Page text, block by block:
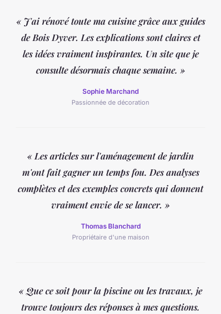
« J'ai rénové toute ma cuisine grâce aux guides
de Bois Dyver. Les explications sont claires et
les idées vraiment inspirantes. Un site que je
consulte désormais chaque semaine. »
Sophie Marchand
Passionnée de décoration
« Les articles sur l'aménagement de jardin
m'ont fait gagner un temps fou. Des analyses
complètes et des exemples concrets qui donnent
vraiment envie de se lancer. »
Thomas Blanchard
Propriétaire d'une maison
« Que ce soit pour la piscine ou les travaux, je
trouve toujours des réponses à mes questions.